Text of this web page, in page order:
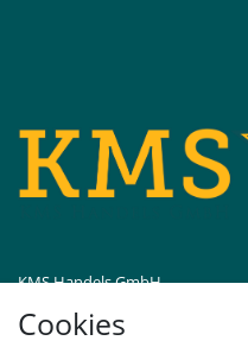
Cookies
KMS Handels GmbH
48529 Nordhorn, DE